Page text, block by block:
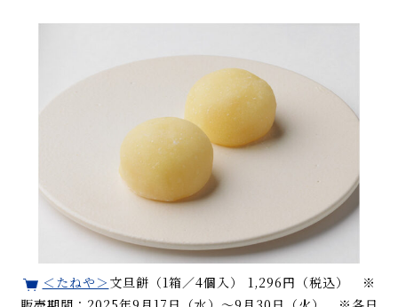
＜たねや＞ 文旦餅（1箱／4個入） 1,296円（税込） ※